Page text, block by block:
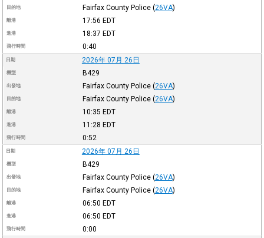
目的地 Fairfax County Police (26VA)
離港 17:56 EDT
進港 18:37 EDT
飛行時間 0:40
日期 2026年 07月 26日
機型 B429
出發地 Fairfax County Police (26VA)
目的地 Fairfax County Police (26VA)
離港 10:35 EDT
進港 11:28 EDT
飛行時間 0:52
日期 2026年 07月 26日
機型 B429
出發地 Fairfax County Police (26VA)
目的地 Fairfax County Police (26VA)
離港 06:50 EDT
進港 06:50 EDT
飛行時間 0:00